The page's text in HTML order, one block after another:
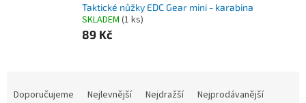
Taktické nůžky EDC Gear mini - karabina
SKLADEM (1 ks)
89 Kč
Doporučujeme Nejlevnější Nejdražší
Nejprodávanější